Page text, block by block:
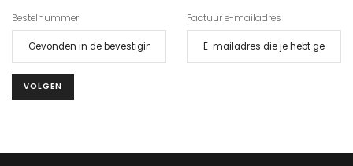
Bestelnummer Factuur e-mailadres
VOLGEN